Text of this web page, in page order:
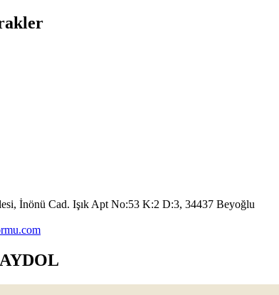
İnönü Cad. Işık Apt No:53 K:2 D:3, 34437 Beyoğlu